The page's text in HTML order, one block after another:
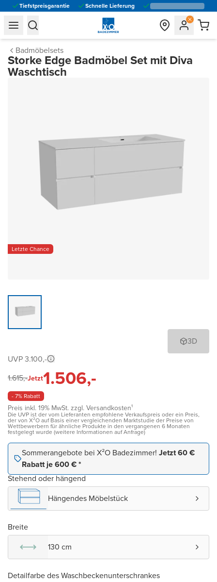
Tiefstpreisgarantie Schnelle Lieferung
general.navigation.toggle_menu.label
general.navigation.toggle_menu.label
Badmöbelsets
Storke Edge Badmöbel Set mit Diva
Waschtisch
Letzte Chance
3D
UVP 3.100,-
1.615,-Jetzt1.506,-
- 7% Rabatt
Preis inkl. 19% MwSt. zzgl. Versandkosten¹
Die UVP ist der vom Lieferanten empfohlene Verkaufspreis oder ein Preis,
der von X²O auf Basis einer vergleichenden Marktstudie der Preise von
Wettbewerbern für ähnliche Produkte in den vergangenen 6 Monaten
festgelegt wurde (weitere Informationen auf Anfrage)
Sommerangebote bei X²O Badezimmer! Jetzt 60 €
Rabatt je 600 € *
Stehend oder hängend
Hängendes Möbelstück
Breite
130 cm
Detailfarbe des Waschbeckenunterschrankes